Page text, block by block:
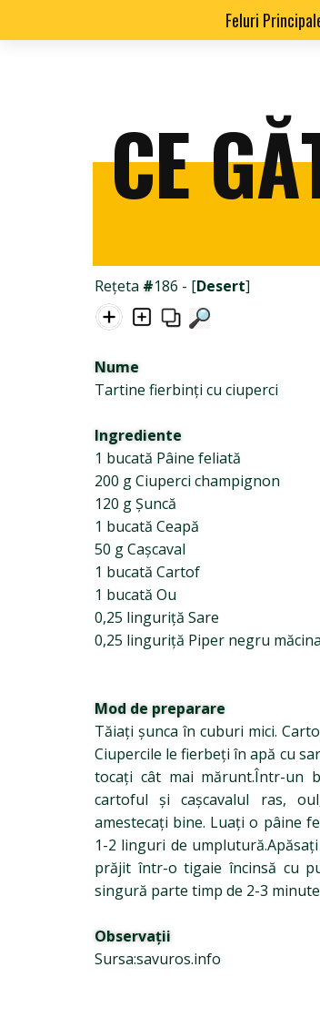
Feluri
CE
Rețeta #186 - [Desert]
Nume
Tartine fierbinți cu ciuperci
Ingrediente
1 bucată Pâine feliată
200 g Ciuperci champignon
120 g Șuncă
1 bucată Ceapă
50 g Cașcaval
1 bucată Cartof
1 bucată Ou
0,25 linguriță Sare
0,25 linguriță Piper negru
Mod de preparare
Tăiați șunca în cuburi mici.
Ciupercile le fierbeți în apă cu
tocați cât mai mărunt.Într-un
cartoful și cașcavalul ras,
amestecați bine. Luați o pâine
1-2 linguri de
prăjit într-o tigaie încinsă cu
singură parte timp de 2-3
Observații
Sursa:savuros.info